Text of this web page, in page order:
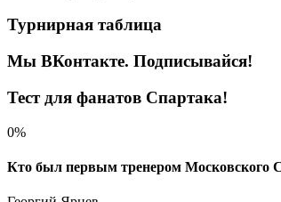
Турнирная таблица
Мы ВКонтакте. Подписывайся!
Тест для фанатов Спартака!
0%
Кто был первым тренером Московского